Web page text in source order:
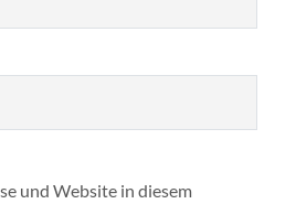
und Website in diesem